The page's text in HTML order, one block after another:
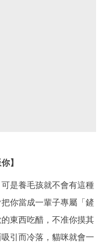
】
是養毛孩就不會有這種
你當成一輩子專屬「鏟
東西吃醋，不准你摸其
引而冷落，貓咪就會一